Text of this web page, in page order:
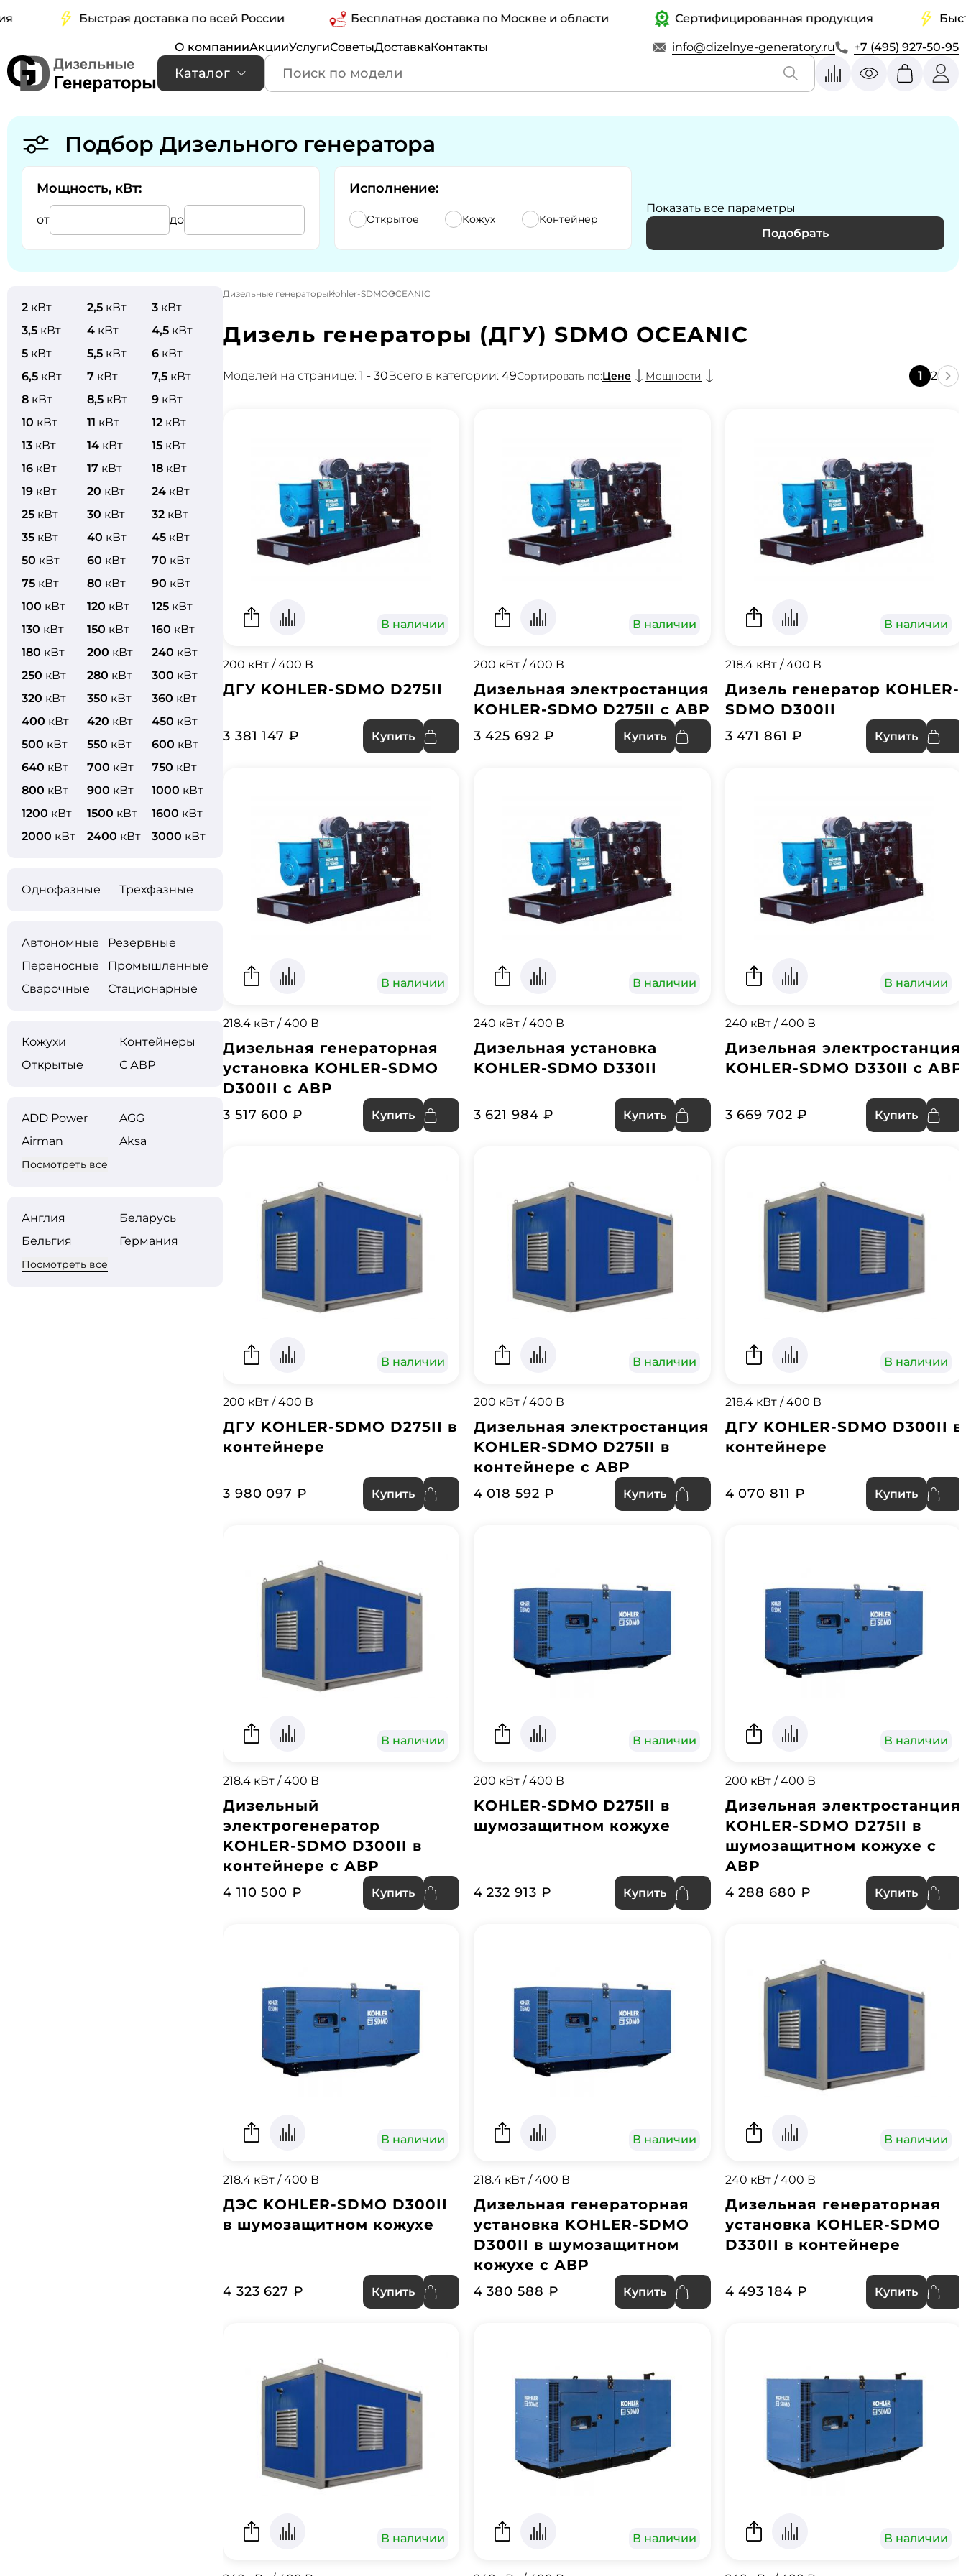
Быстрая доставка по всей России Бесплатная доставка по Москве и области Сертифицированная продукция
О компанииАкцииУслугиСоветыДоставкаКонтакты info@dizelnye-generatory.ru +7 (495) 927-50-95
Каталог
Подбор Дизельного генератора
Мощность, кВт:
от до
Исполнение:
Открытое Кожух Контейнер
Показать все параметры
Подобрать
2 кВт 2,5 кВт 3 кВт
3,5 кВт 4 кВт 4,5 кВт
5 кВт 5,5 кВт 6 кВт
6,5 кВт 7 кВт 7,5 кВт
8 кВт 8,5 кВт 9 кВт
10 кВт 11 кВт 12 кВт
13 кВт 14 кВт 15 кВт
16 кВт 17 кВт 18 кВт
19 кВт 20 кВт 24 кВт
25 кВт 30 кВт 32 кВт
35 кВт 40 кВт 45 кВт
50 кВт 60 кВт 70 кВт
75 кВт 80 кВт 90 кВт
100 кВт 120 кВт 125 кВт
130 кВт 150 кВт 160 кВт
180 кВт 200 кВт 240 кВт
250 кВт 280 кВт 300 кВт
320 кВт 350 кВт 360 кВт
400 кВт 420 кВт 450 кВт
500 кВт 550 кВт 600 кВт
640 кВт 700 кВт 750 кВт
800 кВт 900 кВт 1000 кВт
1200 кВт 1500 кВт 1600 кВт
2000 кВт 2400 кВт 3000 кВт
Однофазные Трехфазные
Автономные
Резервные
Переносные
Промышленные
Сварочные
Стационарные
Кожухи
Контейнеры
Открытые
С АВР
ADD Power
AGG
Airman
Aksa
Посмотреть все
Англия
Беларусь
Бельгия
Германия
Посмотреть все
Дизельные генераторыKohler-SDMOOCEANIC
Дизель генераторы (ДГУ) SDMO OCEANIC
Моделей на странице: 1 - 30Всего в категории: 49Сортировать по:Цене Мощности 1 2
В наличии
200 кВт / 400 В
ДГУ KOHLER-SDMO D275II
3 381 147 ₽ Купить
В наличии
200 кВт / 400 В
Дизельная электростанция
KOHLER-SDMO D275II с АВР
3 425 692 ₽ Купить
В наличии
218.4 кВт / 400 В
Дизель генератор KOHLER-
SDMO D300II
3 471 861 ₽ Купить
В наличии
218.4 кВт / 400 В
Дизельная генераторная
установка KOHLER-SDMO
D300II с АВР
3 517 600 ₽ Купить
В наличии
240 кВт / 400 В
Дизельная установка
KOHLER-SDMO D330II
3 621 984 ₽ Купить
В наличии
240 кВт / 400 В
Дизельная электростанция
KOHLER-SDMO D330II с АВР
3 669 702 ₽ Купить
В наличии
200 кВт / 400 В
ДГУ KOHLER-SDMO D275II в
контейнере
3 980 097 ₽ Купить
В наличии
200 кВт / 400 В
Дизельная электростанция
KOHLER-SDMO D275II в
контейнере с АВР
4 018 592 ₽ Купить
В наличии
218.4 кВт / 400 В
ДГУ KOHLER-SDMO D300II в
контейнере
4 070 811 ₽ Купить
В наличии
218.4 кВт / 400 В
Дизельный
электрогенератор
KOHLER-SDMO D300II в
контейнере с АВР
4 110 500 ₽ Купить
В наличии
200 кВт / 400 В
KOHLER-SDMO D275II в
шумозащитном кожухе
4 232 913 ₽ Купить
В наличии
200 кВт / 400 В
Дизельная электростанция
KOHLER-SDMO D275II в
шумозащитном кожухе с
АВР
4 288 680 ₽ Купить
В наличии
218.4 кВт / 400 В
ДЭС KOHLER-SDMO D300II
в шумозащитном кожухе
4 323 627 ₽ Купить
В наличии
218.4 кВт / 400 В
Дизельная генераторная
установка KOHLER-SDMO
D300II в шумозащитном
кожухе с АВР
4 380 588 ₽ Купить
В наличии
240 кВт / 400 В
Дизельная генераторная
установка KOHLER-SDMO
D330II в контейнере
4 493 184 ₽ Купить
В наличии В наличии В наличии